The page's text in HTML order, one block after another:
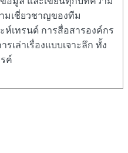
มเชี่ยวชาญของทีม
ห์เทรนด์ การสื่อสารองค์กร
เล่าเรื่องแบบเจาะลึก ทั้ง
ค์